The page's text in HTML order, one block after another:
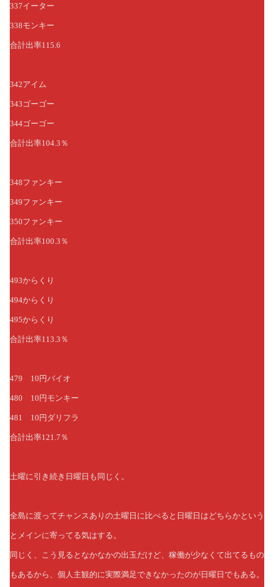
337イーター
338モンキー
合計出率115.6
342アイム
343ゴーゴー
344ゴーゴー
合計出率104.3％
348ファンキー
349ファンキー
350ファンキー
合計出率100.3％
493からくり
494からくり
495からくり
合計出率113.3％
479 10円バイオ
480 10円モンキー
481 10円ダリフラ
合計出率121.7％
土曜に引き続き日曜日も同じく。
全島に渡ってチャンスありの土曜日に比べると日曜日はどちらかという
とメインに寄ってる気はする。
同じく、こう見るとなかなかの出玉だけど、稼働が少なくて出てるもの
もあるから、個人主観的に実際満足できなかったのが日曜日でもある。